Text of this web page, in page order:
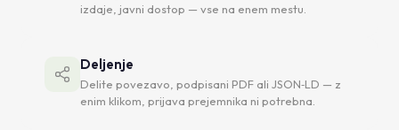
izdaje, javni dostop — vse na enem mestu.
Deljenje
Delite povezavo, podpisani PDF ali JSON‑LD — z
enim klikom, prijava prejemnika ni potrebna.